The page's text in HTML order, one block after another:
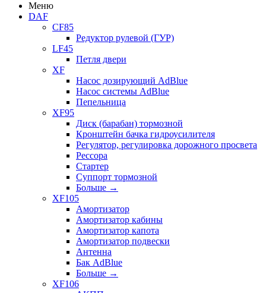
Меню
DAF
CF85
Редуктор рулевой (ГУР)
LF45
Петля двери
XF
Насос дозирующий AdBlue
Насос системы AdBlue
Пепельница
XF95
Диск (барабан) тормозной
Кронштейн бачка гидроусилителя
Регулятор, регулировка дорожного просвета
Рессора
Стартер
Суппорт тормозной
Больше →
XF105
Амортизатор
Амортизатор кабины
Амортизатор капота
Амортизатор подвески
Антенна
Бак AdBlue
Больше →
XF106